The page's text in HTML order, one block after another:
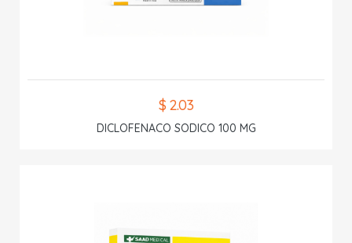
$ 2.03
DICLOFENACO SODICO 100 MG